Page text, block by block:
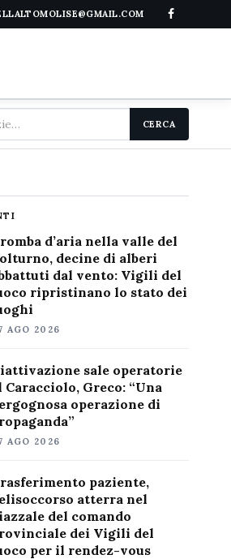
CERCA
d’aria nella valle del
decine di alberi
dal vento: Vigili del
ripristinano lo stato dei
AGO 2026
sale operatorie
Caracciolo, Greco: “Una
operazione di
AGO 2026
paziente,
atterra nel
del comando
dei Vigili del
per il rendez-vous